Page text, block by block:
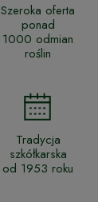
Szeroka oferta
ponad
1000 odmian
roślin
Tradycja
szkółkarska
od 1953 roku